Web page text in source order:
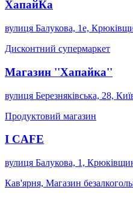
ХапайКа
вулиця Балукова, 1е,
Дисконтний супермаркет
Магазин ''Хапайка''
вулиця Березняківська, 28,
Продуктовий магазин
I CAFE
вулиця Балукова, 1,
Кав'ярня, Магазин